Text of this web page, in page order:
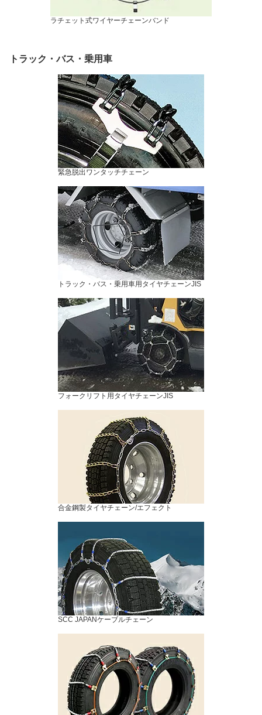
ラチェット式ワイヤーチェーンバンド
トラック・バス・乗用車
緊急脱出ワンタッチチェーン
トラック・バス・乗用車用タイヤチェーンJIS
フォークリフト用タイヤチェーンJIS
合金鋼製タイヤチェーン/エフェクト
SCC JAPANケーブルチェーン